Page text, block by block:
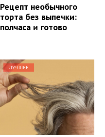
Рецепт необычного
торта без выпечки:
полчаса и готово
ЛУЧШЕЕ